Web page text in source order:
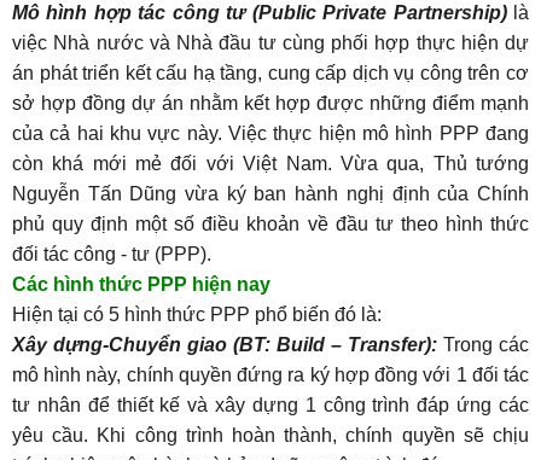
Mô hình hợp tác công tư (Public Private Partnership) là
việc Nhà nước và Nhà đầu tư cùng phối hợp thực hiện dự
án phát triển kết cấu hạ tầng, cung cấp dịch vụ công trên cơ
sở hợp đồng dự án nhằm kết hợp được những điểm mạnh
của cả hai khu vực này. Việc thực hiện mô hình PPP đang
còn khá mới mẻ đối với Việt Nam. Vừa qua, Thủ tướng
Nguyễn Tấn Dũng vừa ký ban hành nghị định của Chính
phủ quy định một số điều khoản về đầu tư theo hình thức
đối tác công - tư (PPP).
Các hình thức PPP hiện nay
Hiện tại có 5 hình thức PPP phổ biến đó là:
Xây dựng-Chuyển giao (BT: Build – Transfer): Trong các
mô hình này, chính quyền đứng ra ký hợp đồng với 1 đối tác
tư nhân để thiết kế và xây dựng 1 công trình đáp ứng các
yêu cầu. Khi công trình hoàn thành, chính quyền sẽ chịu